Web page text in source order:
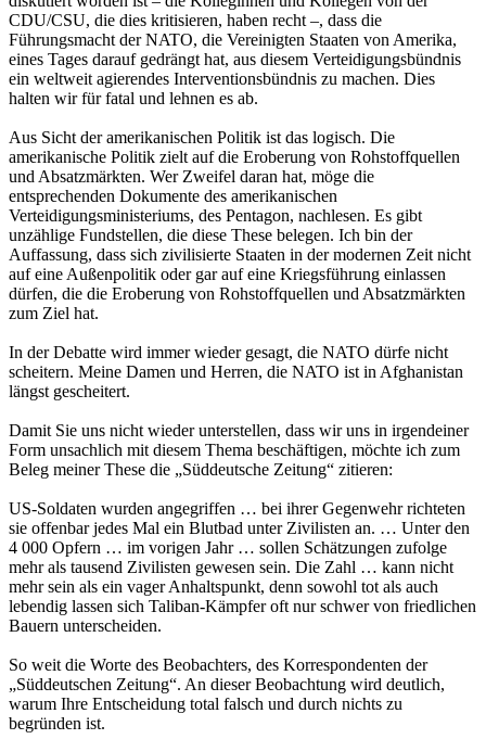
CDU/CSU, die dies kritisieren, haben recht –, dass die
Führungsmacht der NATO, die Vereinigten Staaten von Amerika,
eines Tages darauf gedrängt hat, aus diesem Verteidigungsbündnis
ein weltweit agierendes Interventionsbündnis zu machen. Dies
halten wir für fatal und lehnen es ab.
Aus Sicht der amerikanischen Politik ist das logisch. Die
amerikanische Politik zielt auf die Eroberung von Rohstoffquellen
und Absatzmärkten. Wer Zweifel daran hat, möge die
entsprechenden Dokumente des amerikanischen
Verteidigungsministeriums, des Pentagon, nachlesen. Es gibt
unzählige Fundstellen, die diese These belegen. Ich bin der
Auffassung, dass sich zivilisierte Staaten in der modernen Zeit nicht
auf eine Außenpolitik oder gar auf eine Kriegsführung einlassen
dürfen, die die Eroberung von Rohstoffquellen und Absatzmärkten
zum Ziel hat.
In der Debatte wird immer wieder gesagt, die NATO dürfe nicht
scheitern. Meine Damen und Herren, die NATO ist in Afghanistan
längst gescheitert.
Damit Sie uns nicht wieder unterstellen, dass wir uns in irgendeiner
Form unsachlich mit diesem Thema beschäftigen, möchte ich zum
Beleg meiner These die „Süddeutsche Zeitung“ zitieren:
US-Soldaten wurden angegriffen … bei ihrer Gegenwehr richteten
sie offenbar jedes Mal ein Blutbad unter Zivilisten an. … Unter den
4 000 Opfern … im vorigen Jahr … sollen Schätzungen zufolge
mehr als tausend Zivilisten gewesen sein. Die Zahl … kann nicht
mehr sein als ein vager Anhaltspunkt, denn sowohl tot als auch
lebendig lassen sich Taliban-Kämpfer oft nur schwer von friedlichen
Bauern unterscheiden.
So weit die Worte des Beobachters, des Korrespondenten der
„Süddeutschen Zeitung“. An dieser Beobachtung wird deutlich,
warum Ihre Entscheidung total falsch und durch nichts zu
begründen ist.